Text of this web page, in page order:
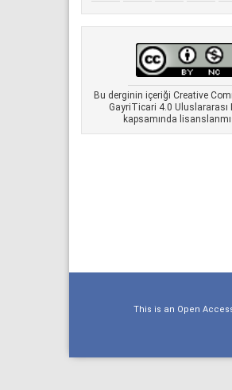
Bu derginin içeriği Creative
GayriTicari 4.0 Uluslararası
kapsamında
This is an Open